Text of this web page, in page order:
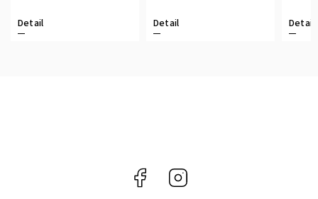
Detail Detail Detail
Facebook